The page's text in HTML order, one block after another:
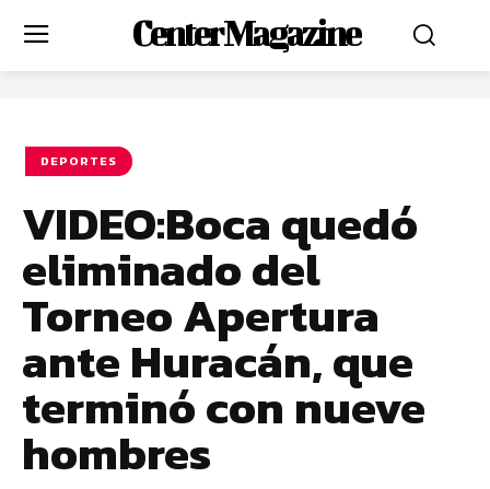
Center Magazine
DEPORTES
VIDEO:Boca quedó
eliminado del
Torneo Apertura
ante Huracán, que
terminó con nueve
hombres